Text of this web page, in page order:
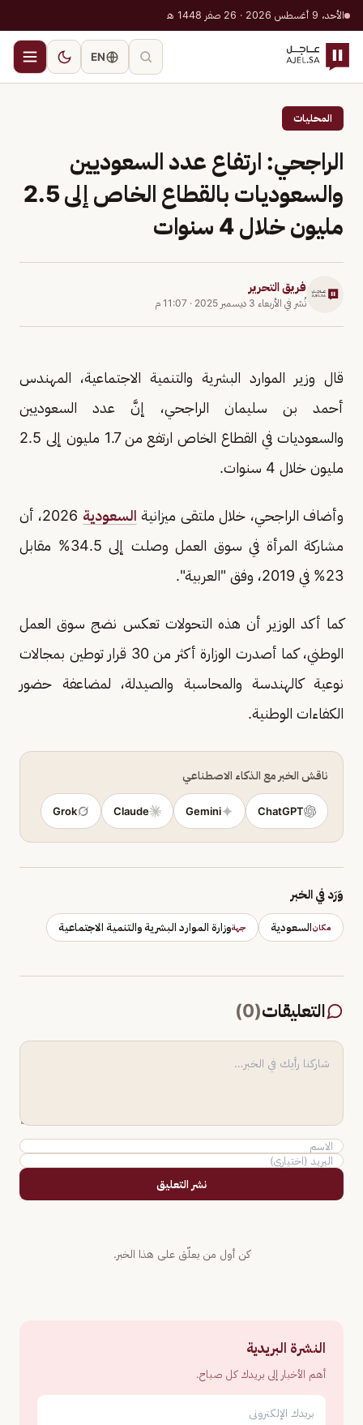
الأحد، 9 أغسطس 2026 · 26 صفر 1448 هـ
EN
المحليات
الراجحي: ارتفاع عدد السعوديين
والسعوديات بالقطاع الخاص إلى 2.5
مليون خلال 4 سنوات
فريق التحرير
نُشر في الأربعاء 3 ديسمبر 2025 · 11:07 م
قال وزير الموارد البشرية والتنمية الاجتماعية، المهندس
أحمد بن سليمان الراجحي، إنَّ عدد السعوديين
والسعوديات في القطاع الخاص ارتفع من 1.7 مليون إلى 2.5
مليون خلال 4 سنوات.
وأضاف الراجحي، خلال ملتقى ميزانية السعودية
2026، أن
مشاركة المرأة في سوق العمل وصلت إلى 34.5% مقابل
23% في 2019، وفق "العربية".
كما أكد الوزير أن هذه التحولات تعكس نضج سوق العمل
الوطني، كما أصدرت الوزارة أكثر من 30 قرار توطين بمجالات
نوعية كالهندسة والمحاسبة والصيدلة، لمضاعفة حضور
الكفاءات الوطنية.
ناقش الخبر مع الذكاء الاصطناعي
ChatGPT
Gemini
Claude
Grok
وَرَد في الخبر
مكانالسعودية جهةوزارة الموارد البشرية والتنمية الاجتماعية
التعليقات(
0
)
نشر التعليق
كن أول من يعلّق على هذا الخبر.
النشرة البريدية
أهم الأخبار إلى بريدك كل صباح.